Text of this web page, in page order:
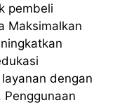
pembeli
Maksimalkan
dengan